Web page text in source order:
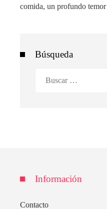
comida, un profundo temor
Búsqueda
Información
Contacto